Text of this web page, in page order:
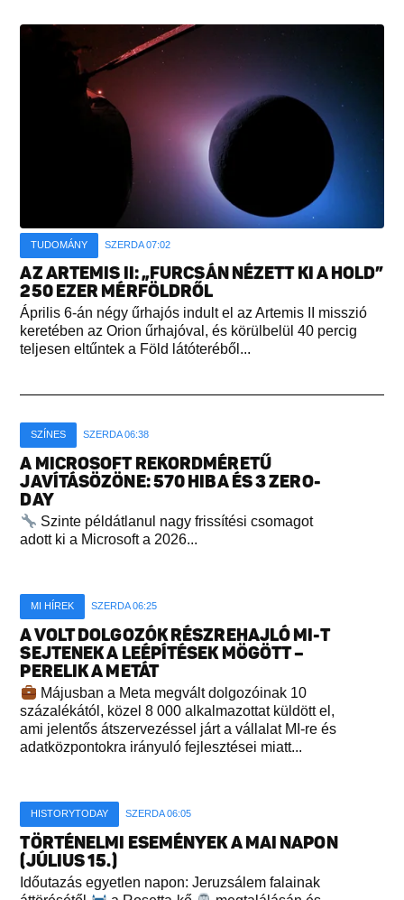
TUDOMÁNY SZERDA 07:02
AZ ARTEMIS II: „FURCSÁN NÉZETT KI A HOLD”
250 EZER MÉRFÖLDRŐL
Április 6-án négy űrhajós indult el az Artemis II misszió
keretében az Orion űrhajóval, és körülbelül 40 percig
teljesen eltűntek a Föld látóteréből...
SZÍNES SZERDA 06:38
A MICROSOFT REKORDMÉRETŰ
JAVÍTÁSÖZÖNE: 570 HIBA ÉS 3 ZERO-
DAY
Szinte példátlanul nagy frissítési csomagot
adott ki a Microsoft a 2026...
MI HÍREK SZERDA 06:25
A VOLT DOLGOZÓK RÉSZREHAJLÓ MI-T
SEJTENEK A LEÉPÍTÉSEK MÖGÖTT –
PERELIK A METÁT
Májusban a Meta megvált dolgozóinak 10
százalékától, közel 8 000 alkalmazottat küldött el,
ami jelentős átszervezéssel járt a vállalat MI-re és
adatközpontokra irányuló fejlesztései miatt...
HISTORYTODAY SZERDA 06:05
TÖRTÉNELMI ESEMÉNYEK A MAI NAPON
(JÚLIUS 15.)
Időutazás egyetlen napon: Jeruzsálem falainak